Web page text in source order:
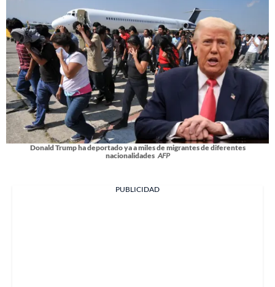
Donald Trump ha deportado ya a miles de migrantes de diferentes
nacionalidades AFP
PUBLICIDAD